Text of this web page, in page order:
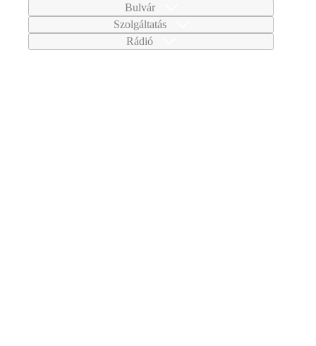
Bulvár
Szolgáltatás
Rádió